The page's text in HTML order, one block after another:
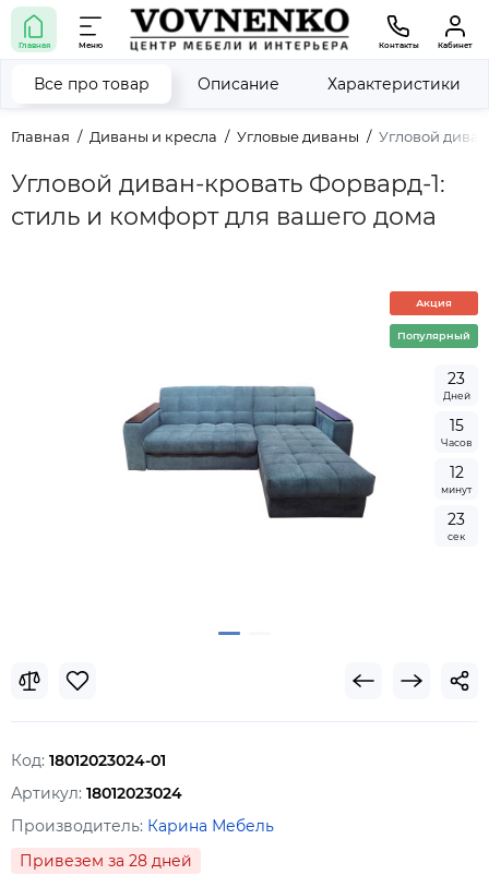
Главная Меню Контакты Кабинет
Главная Диваны и кресла Угловые диваны Угловой
Угловой диван-кровать Форвард-1:
стиль и комфорт для вашего дома
Все про товар Описание Характеристики
Акция
Популярный
23
Дней
15
Часов
12
минут
23
сек
Код: 18012023024-01
Артикул: 18012023024
Производитель: Карина Мебель
Привезем за 28 дней